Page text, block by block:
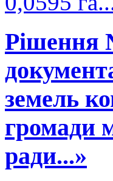
Рішення
земель
громади
ради...»